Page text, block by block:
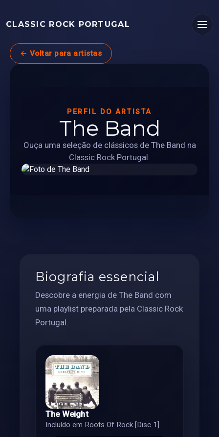
CLASSIC ROCK PORTUGAL
← Voltar para artistas
PERFIL DO ARTISTA
The Band
Ouça uma seleção de clássicos de The Band na
Classic Rock Portugal.
Biografia essencial
Descobre a energia de The Band com
uma playlist preparada pela Classic Rock
Portugal.
The Weight
Incluído em Roots Of Rock [Disc 1].